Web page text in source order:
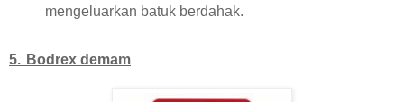
mengeluarkan batuk berdahak.
5. Bodrex demam